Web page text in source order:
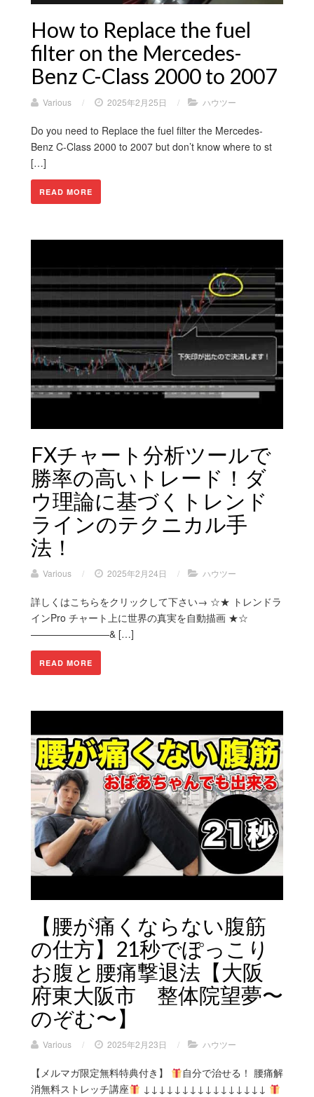
How to Replace the fuel
filter on the Mercedes-
Benz C-Class 2000 to 2007
Various / 2025年2月25日 / ハウツー
Do you need to Replace the fuel filter the Mercedes-
Benz C-Class 2000 to 2007 but don’t know where to st
[…]
READ MORE
FXチャート分析ツールで
勝率の高いトレード！ダ
ウ理論に基づくトレンド
ラインのテクニカル手
法！
Various / 2025年2月24日 / ハウツー
詳しくはこちらをクリックして下さい→ ☆★ トレンドラ
インPro チャート上に世界の真実を自動描画 ★☆
————————& […]
READ MORE
【腰が痛くならない腹筋
の仕方】21秒でぽっこり
お腹と腰痛撃退法【大阪
府東大阪市 整体院望夢〜
のぞむ〜】
Various / 2025年2月23日 / ハウツー
【メルマガ限定無料特典付き】
自分で治せる！ 腰痛解
消無料ストレッチ講座
↓↓↓↓↓↓↓↓↓↓↓↓↓↓↓↓